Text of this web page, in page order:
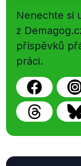
Nenechte si
z
příspěvků
práci.